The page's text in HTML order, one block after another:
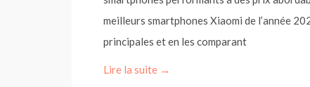
meilleurs smartphones Xiaomi de l’année
principales et en les comparant
Lire la suite →